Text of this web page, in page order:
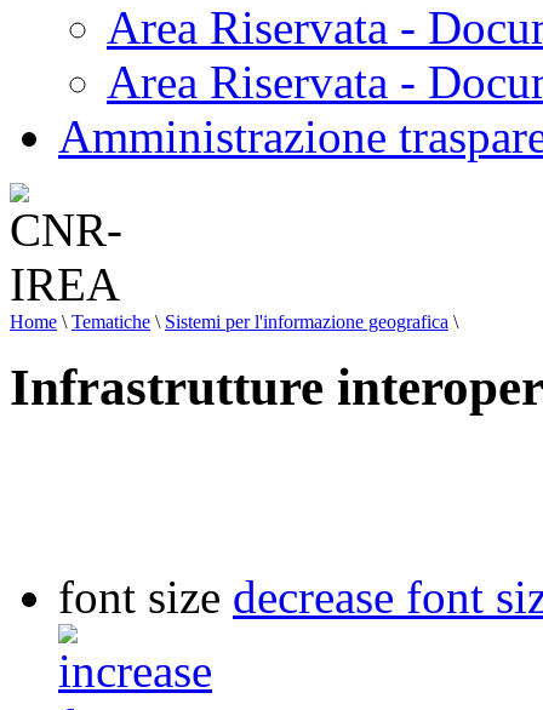
Area Riservata -
Area Riservata -
Amministrazione
Home \ Tematiche \ Sistemi per l'informazione geografica \
Infrastrutture
font size decrease font